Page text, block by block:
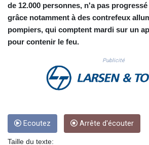
EGP
ERN
ETB
GBP
GEL
GGP 0.8566
GMD
GNF
de 12.000 personnes, n'a pas
grâce notamment à des contrefeux
pompiers, qui comptent mardi sur un
pour contenir le feu.
Publicité
Ecoutez Arrête d'écouter
Taille du texte: